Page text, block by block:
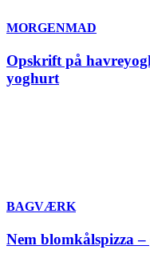
MORGENMAD
Opskrift på
yoghurt
BAGVÆRK
Nem blomkålspizza